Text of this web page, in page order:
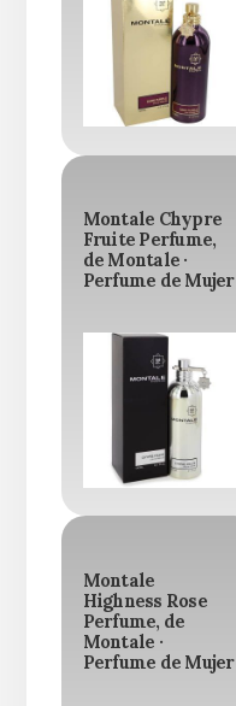
Montale Chypre
Fruite Perfume,
de Montale ·
Perfume de Mujer
Montale
Highness Rose
Perfume, de
Montale ·
Perfume de Mujer